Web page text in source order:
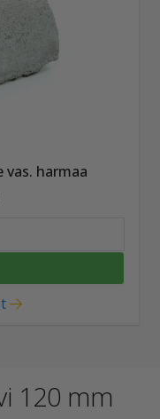
vas. harmaa
120 mm